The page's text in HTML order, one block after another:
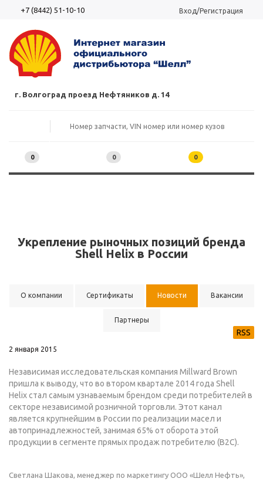
+7 (8442) 51-10-10 Вход/Регистрация
г. Волгоград проезд Нефтяников д. 14
0 0 0
Укрепление рыночных позиций бренда
Shell Helix в России
О компании Сертификаты Новости Вакансии
Партнеры
RSS
2 января 2015
Независимая исследовательская компания Millward Brown
пришла к выводу, что во втором квартале 2014 года Shell
Helix стал самым узнаваемым брендом среди потребителей в
секторе независимой розничной торговли. Этот канал
является крупнейшим в России по реализации масел и
автопринадлежностей, занимая 65% от оборота этой
продукции в сегменте прямых продаж потребителю (B2C).
Светлана Шакова, менеджер по маркетингу ООО «Шелл Нефть»,